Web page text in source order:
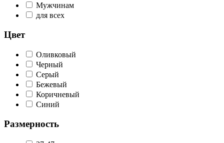
Мужчинам
для всех
Цвет
Оливковый
Черный
Серый
Бежевый
Коричневый
Синий
Размерность